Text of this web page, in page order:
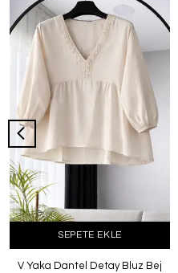
SEPETE EKLE
V Yaka Dantel Detay Bluz Bej